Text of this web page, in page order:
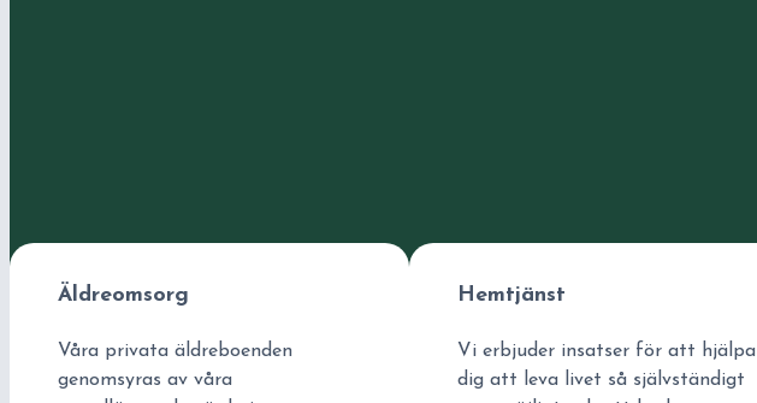
Äldreomsorg
Våra privata äldreboenden
genomsyras av våra
Hemtjänst
Vi erbjuder insatser för att hjälpa
dig att leva livet så självständigt